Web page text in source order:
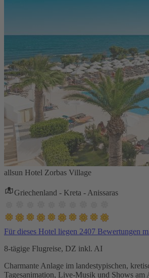
allsun Hotel Zorbas Village
Griechenland - Kreta - Anissaras
Für dieses Hotel liegen 2407 Bewertungen
8-tägige Flugreise, DZ inkl. AI
Charmante Anlage im landestypischen,
Tagesanimation, Live-Musik und Shows am